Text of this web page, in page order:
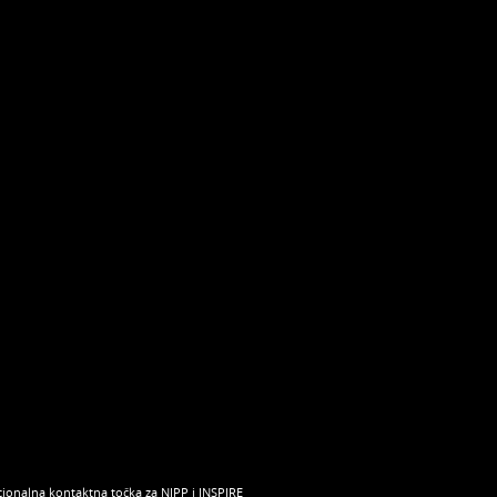
kontaktna točka za NIPP i INSPIRE